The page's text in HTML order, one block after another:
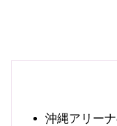
沖縄アリー